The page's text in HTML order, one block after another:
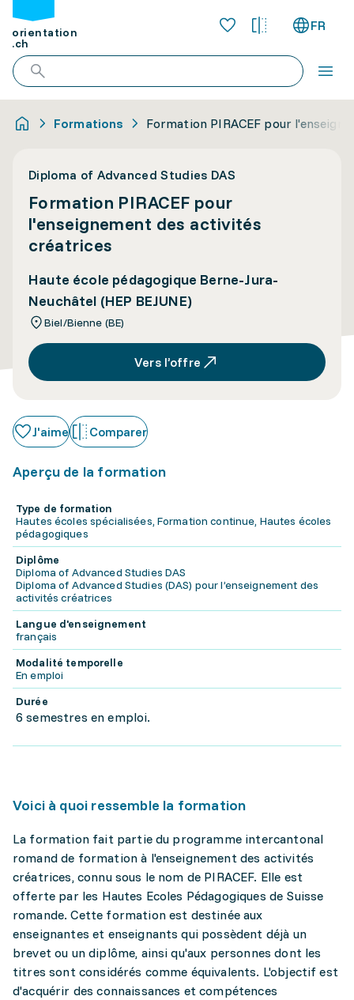
orientation
.ch
FR
Formations Formation PIRACEF pour
Diploma of Advanced Studies DAS
Formation PIRACEF pour
l'enseignement des activités
créatrices
Haute école pédagogique Berne-Jura-
Neuchâtel (HEP BEJUNE)
Biel/Bienne (BE)
Vers l’offre
J'aime Comparer
Aperçu de la formation
Type de formation
Hautes écoles spécialisées, Formation continue, Hautes écoles
pédagogiques
Diplôme
Diploma of Advanced Studies DAS
Diploma of Advanced Studies (DAS) pour l’enseignement des
activités créatrices
Langue d'enseignement
français
Modalité temporelle
En emploi
Durée
6 semestres en emploi.
Voici à quoi ressemble la formation
La formation fait partie du programme intercantonal
romand de formation à l'enseignement des activités
créatrices, connu sous le nom de PIRACEF. Elle est
offerte par les Hautes Ecoles Pédagogiques de Suisse
romande. Cette formation est destinée aux
enseignantes et enseignants qui possèdent déjà un
brevet ou un diplôme, ainsi qu'aux personnes dont les
titres sont considérés comme équivalents. L'objectif est
d'acquérir des connaissances et compétences